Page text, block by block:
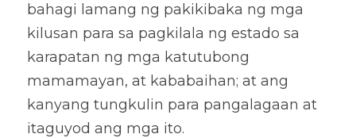
bahagi lamang ng pakikibaka ng mga
kilusan para sa pagkilala ng estado sa
karapatan ng mga katutubong
mamamayan, at kababaihan; at ang
kanyang tungkulin para pangalagaan at
itaguyod ang mga ito.